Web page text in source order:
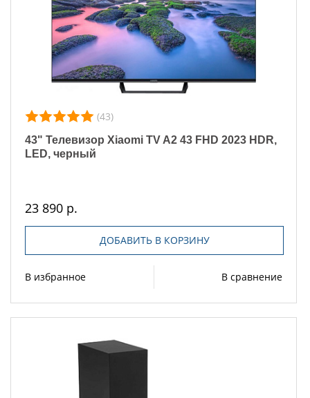
(43)
43" Телевизор Xiaomi TV A2 43 FHD 2023 HDR,
LED, черный
23 890 р.
ДОБАВИТЬ В КОРЗИНУ
В избранное В сравнение